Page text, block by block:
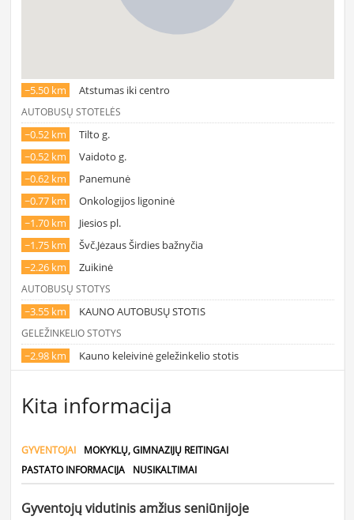
~5.50 km Atstumas iki centro
AUTOBUSŲ STOTELĖS
~0.52 km
Tilto g.
~0.52 km
Vaidoto g.
~0.62 km
Panemunė
~0.77 km
Onkologijos ligoninė
~1.70 km
Jiesios pl.
~1.75 km
Švč.Jėzaus Širdies bažnyčia
~2.26 km
Zuikinė
AUTOBUSŲ STOTYS
~3.55 km KAUNO AUTOBUSŲ STOTIS
GELEŽINKELIO STOTYS
~2.98 km Kauno keleivinė geležinkelio stotis
Kita informacija
GYVENTOJAI
MOKYKLŲ, GIMNAZIJŲ REITINGAI
PASTATO INFORMACIJA
NUSIKALTIMAI
Gyventojų vidutinis amžius seniūnijoje